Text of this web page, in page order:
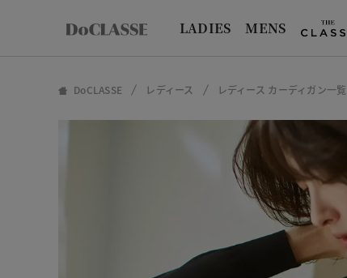
LADIES MENS
DoCLASSE レディース レディース カーディガン一覧